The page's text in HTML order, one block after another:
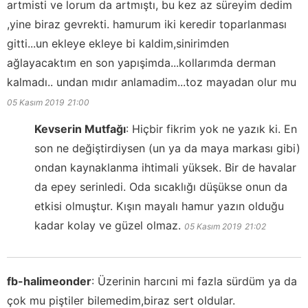
artmisti ve lorum da artmıştı, bu kez az süreyim dedim
,yine biraz gevrekti. hamurum iki keredir toparlanması
gitti...un ekleye ekleye bi kaldim,sinirimden
ağlayacaktım en son yapışimda...kollarımda derman
kalmadı.. undan mıdır anlamadim...toz mayadan olur mu
05 Kasım 2019 21:00
Kevserin Mutfağı: Hiçbir fikrim yok ne yazık ki. En
son ne değiştirdiysen (un ya da maya markası gibi)
ondan kaynaklanma ihtimali yüksek. Bir de havalar
da epey serinledi. Oda sıcaklığı düşükse onun da
etkisi olmuştur. Kışın mayalı hamur yazın olduğu
kadar kolay ve güzel olmaz. 05 Kasım 2019 21:02
fb-halimeonder: Üzerinin harcıni mi fazla sürdüm ya da
çok mu piştiler bilemedim,biraz sert oldular.